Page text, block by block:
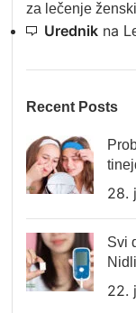
za lečenje
Urednikna
Recent Posts
28.
Svi
Nidli
22.